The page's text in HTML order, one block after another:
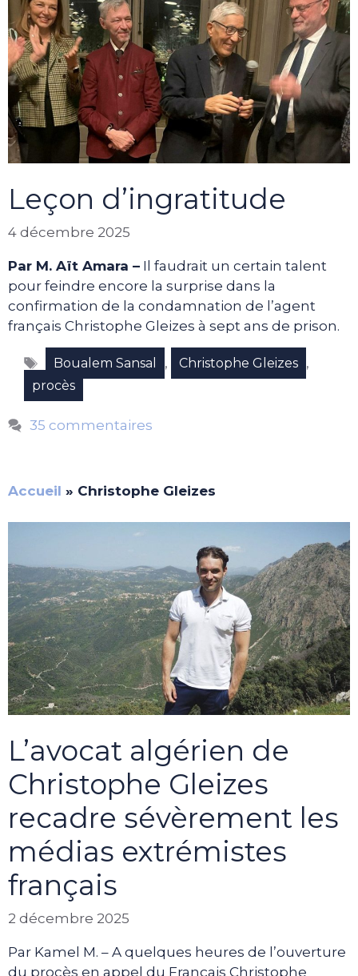
Leçon d’ingratitude
4 décembre 2025
Par M. Aït Amara – Il faudrait un certain talent
pour feindre encore la surprise dans la
confirmation de la condamnation de l’agent
français Christophe Gleizes à sept ans de prison.
Étiquettes
Boualem Sansal , Christophe Gleizes ,
procès
35 commentaires
Accueil » Christophe Gleizes
L’avocat algérien de
Christophe Gleizes
recadre sévèrement les
médias extrémistes
français
2 décembre 2025
Par Kamel M. – A quelques heures de l’ouverture
du procès en appel du Français Christophe